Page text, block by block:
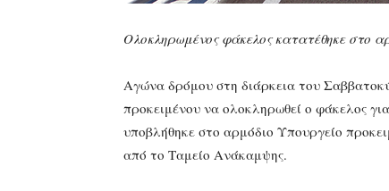
Ολοκληρωμένος φάκελος κατατέθηκε στο
Αγώνα δρόμου στη διάρκεια του
προκειμένου να ολοκληρωθεί ο φάκελος
υποβλήθηκε στο αρμόδιο Υπουργείο
από το Ταμείο Ανάκαμψης.